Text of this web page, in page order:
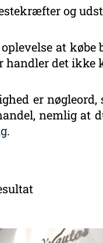
og
at
det ikke
er
nemlig
.